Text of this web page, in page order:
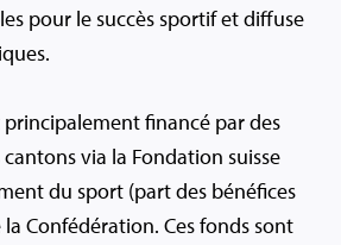
pour le succès sportif et diffuse
principalement financé par des
via la Fondation suisse
du sport (part des bénéfices
Confédération. Ces fonds sont